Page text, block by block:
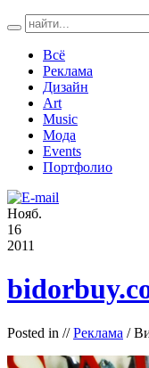
Всё
Реклама
Дизайн
Art
Music
Мода
Events
Портфолио
Нояб.
16
2011
Posted in //Реклама /